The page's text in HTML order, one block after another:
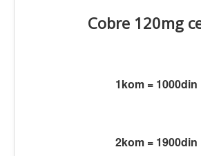
Cobre 120mg
1kom = 1000din
2kom = 1900din